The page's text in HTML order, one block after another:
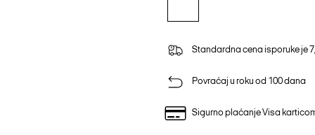
Standardna cena isporuke je
Povraćaj u roku od 100 dana
Sigurno plaćanje Visa